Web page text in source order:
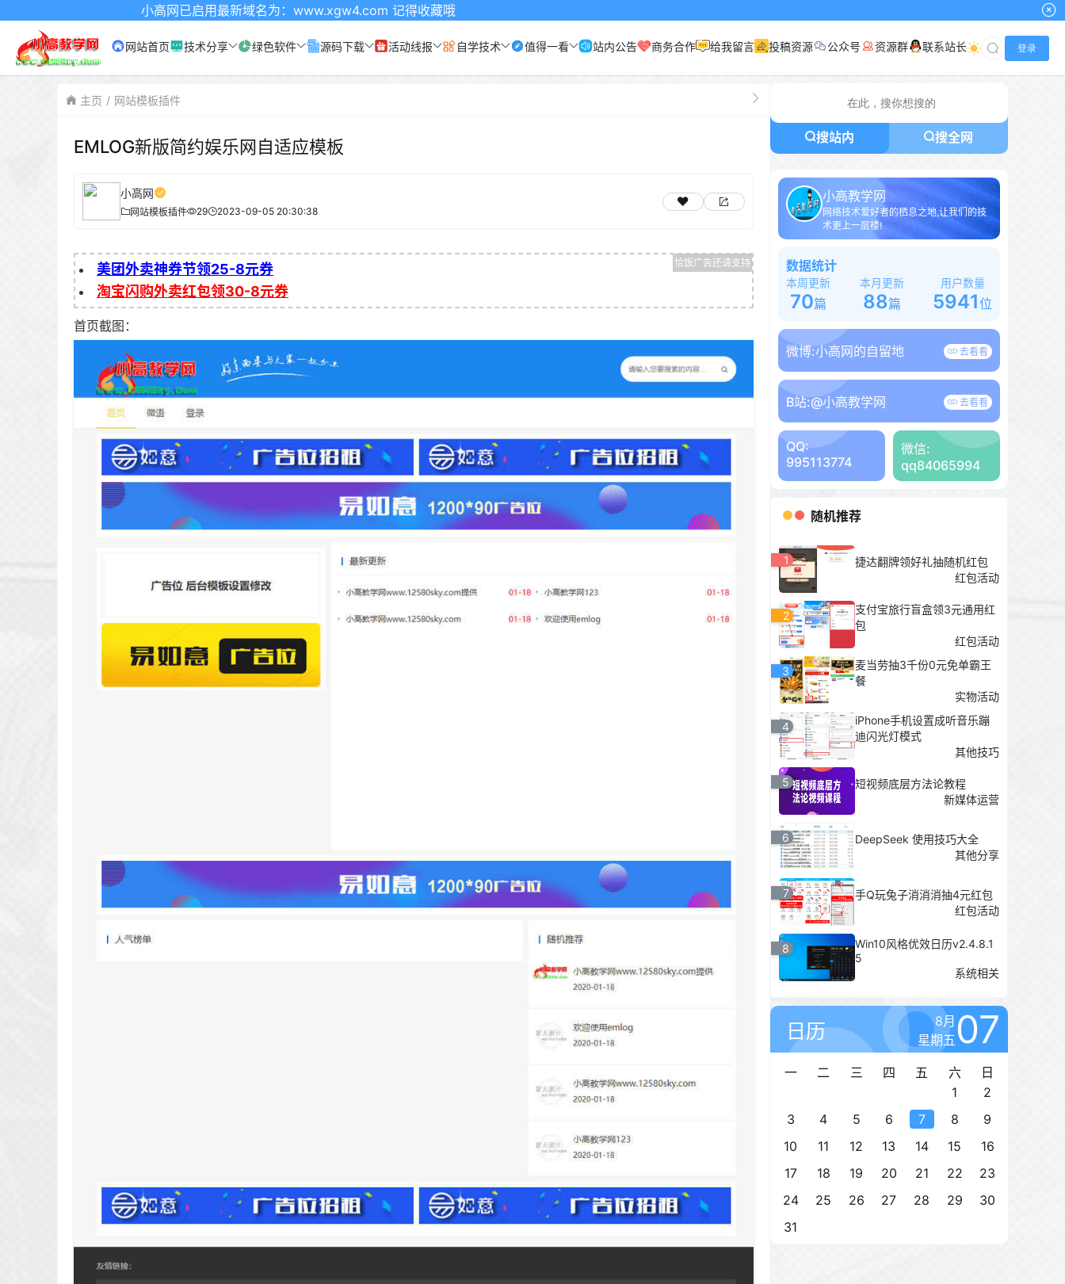
小高网已启用最新域名为：www.xgw4.com 记得收藏哦
网站首页 技术分享 绿色软件 源码下载 活动线报 自学技术 值得一看 站内公告 商务合作 给我留言 投稿资源 公众号 资源群 联系站长 登录
主页 网站模板插件
EMLOG新版简约娱乐网自适应模板
小高网
网站模板插件 29 2023-09-05 20:30:38
美团外卖神券节领25-8元券
淘宝闪购外卖红包领30-8元券
首页截图：
搜站内 搜全网
小高教学网
网络技术爱好者的栖息之地,让我们的技
术更上一层楼!
数据统计
本周更新
70篇
本月更新
88篇
用户数量
5941位
微博:小高网的自留地 去看看
B站:@小高教学网 去看看
QQ:
995113774
微信:
qq84065994
随机推荐
1
捷达翻牌领好礼抽随机红包
红包活动
2
支付宝旅行盲盒领3元通用红
包
红包活动
3
麦当劳抽3千份0元免单霸王
餐
实物活动
4
iPhone手机设置成听音乐蹦
迪闪光灯模式
其他技巧
5
短视频底层方法论教程
新媒体运营
6
DeepSeek 使用技巧大全
其他分享
7
手Q玩兔子消消消抽4元红包
红包活动
8
Win10风格优效日历v2.4.8.1
5
系统相关
日历
8月
星期五 07
一 二 三 四 五 六
日
1
2
3
4 5 6 7 8
9
10
11 12 13 14 15
16
17
18 19 20 21 22
23
24
25 26 27 28 29
30
31